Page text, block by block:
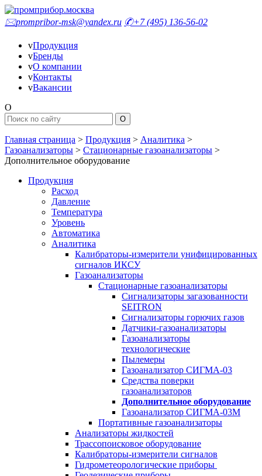
🖂prompribor-msk@yandex.ru ✆+7 (495) 136-56-02
vПродукция
vБренды
vО компании
vКонтакты
vВакансии
O
Главная страница > Продукция > Аналитика >
Газоанализаторы > Стационарные газоанализаторы >
Дополнительное оборудование
Продукция
Расход
Давление
Температура
Уровень
Автоматика
Аналитика
Калибраторы-измерители унифицированных
сигналов ИКСУ
Газоанализаторы
Стационарные газоанализаторы
Сигнализаторы загазованности
SEITRON
Сигнализаторы горючих газов
Датчики-газоанализаторы
Газоанализаторы
технологические
Пылемеры
Газоанализатор СИГМА-03
Средства поверки
газоанализаторов
Дополнительное оборудование
Газоанализатор СИГМА-03М
Портативные газоанализаторы
Анализаторы жидкостей
Трассопоисковое оборудование
Калибраторы-измерители сигналов
Гидрометеорологические приборы